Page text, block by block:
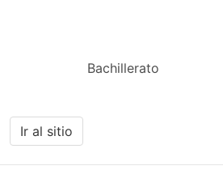
Bachillerato
Ir al sitio